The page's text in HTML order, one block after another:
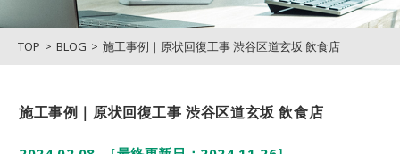
TOP BLOG 施工事例｜原状回復工事 渋谷区道玄坂 飲食店
施工事例｜原状回復工事 渋谷区道玄坂 飲食店